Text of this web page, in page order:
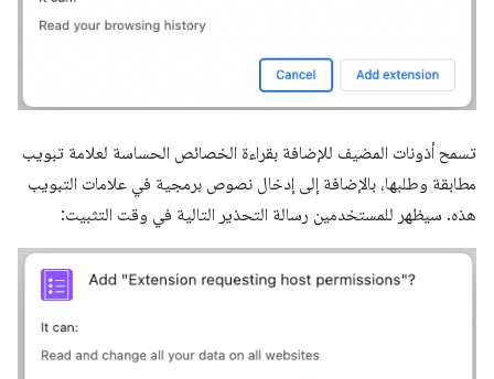
تسمح أذونات المضيف للإضافة بقراءة الخصائص الحساسة لعلامة تبويب
مطابقة وطلبها، بالإضافة إلى إدخال نصوص برمجية في علامات التبويب
هذه. سيظهر للمستخدمين رسالة التحذير التالية في وقت التثبيت: